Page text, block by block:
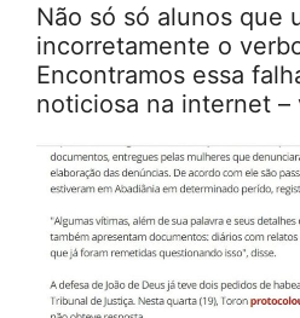
Não só só alunos que
incorretamente o
Encontramos essa
noticiosa na internet –